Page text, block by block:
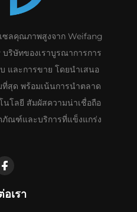
ซลคุณภาพสูงจาก Weifang
ริษัทของเราบูรณาการการ
และการขาย โดยนำเสนอ
สุด พร้อมเน้นการนำตลาด
นโลยี สัมผัสความน่าเชื่อถือ
ภัณฑ์และบริการที่แข็งแกร่ง
เรา